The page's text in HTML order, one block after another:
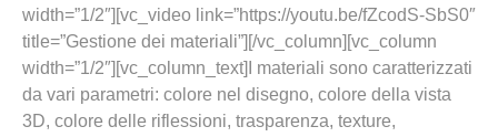
width=”1/2″][vc_video link=”https://youtu.be/fZcodS-SbS0″
title=”Gestione dei materiali”][/vc_column][vc_column
width=”1/2″][vc_column_text]I materiali sono caratterizzati
da vari parametri: colore nel disegno, colore della vista
3D, colore delle riflessioni, trasparenza, texture,